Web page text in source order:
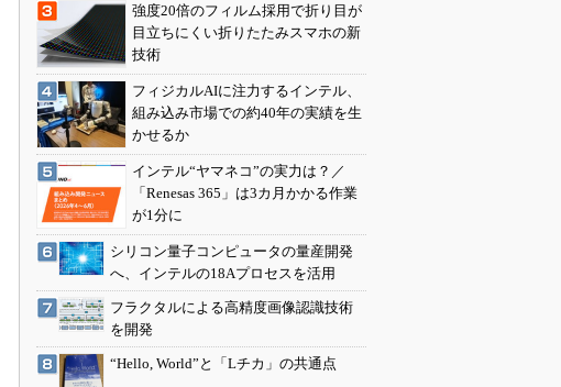
強度20倍のフィルム採用で折り目が
目立ちにくい折りたたみスマホの新
技術
フィジカルAIに注力するインテル、
組み込み市場での約40年の実績を生
かせるか
インテル“ヤマネコ”の実力は？／
「Renesas 365」は3カ月かかる作業
が1分に
シリコン量子コンピュータの量産開発
へ、インテルの18Aプロセスを活用
フラクタルによる高精度画像認識技術
を開発
“Hello, World”と「Lチカ」の共通点